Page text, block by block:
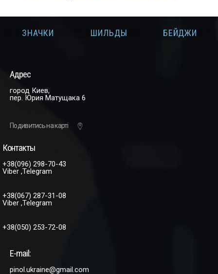
ЗНАЧКИ
ШИЛЬДЫ БЕЙДЖИ
Адрес
город Киев,
пер. Юрия Матущака 6
Подивитись на карті
Контакты
+38(096) 298-70-43
Viber ,Telegram
+38(067) 287-31-08
Viber ,Telegram
+38(050) 253-72-08
E-mail:
pinol.ukraine@gmail.com